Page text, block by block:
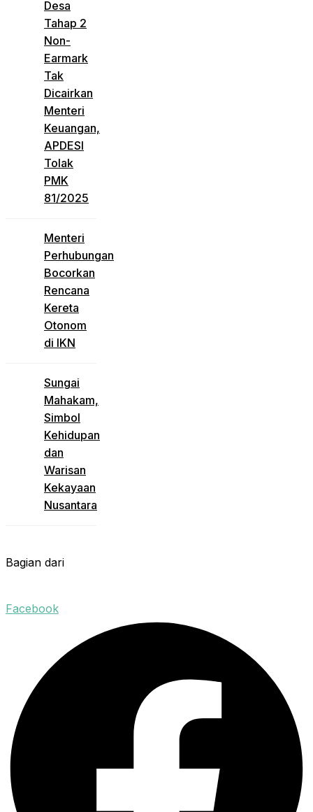
Desa
Tahap 2
Non-
Earmark
Tak
Dicairkan
Menteri
Keuangan,
APDESI
Tolak
PMK
81/2025
Menteri
Perhubungan
Bocorkan
Rencana
Kereta
Otonom
di IKN
Sungai
Mahakam,
Simbol
Kehidupan
dan
Warisan
Kekayaan
Nusantara
Bagian dari
Facebook